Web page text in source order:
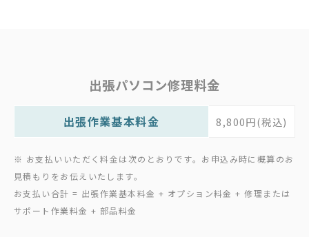
出張パソコン修理料金
出張作業基本料金 8,800円(税込)
※ お支払いいただく料金は次のとおりです。お申込み時に概算のお
見積もりをお伝えいたします。
お支払い合計 = 出張作業基本料金 + オプション料金 + 修理または
サポート作業料金 + 部品料金